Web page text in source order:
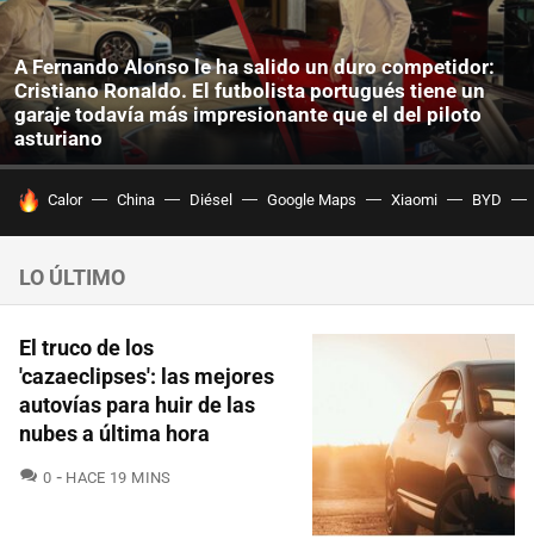
A Fernando Alonso le ha salido un duro competidor:
Cristiano Ronaldo. El futbolista portugués tiene un
garaje todavía más impresionante que el del piloto
asturiano
HOY SE HABLA DE
Calor China Diésel Google Maps Xiaomi BYD
LO ÚLTIMO
El truco de los
'cazaeclipses': las mejores
autovías para huir de las
nubes a última hora
0 COMENTARIOS
HACE 19 MINS